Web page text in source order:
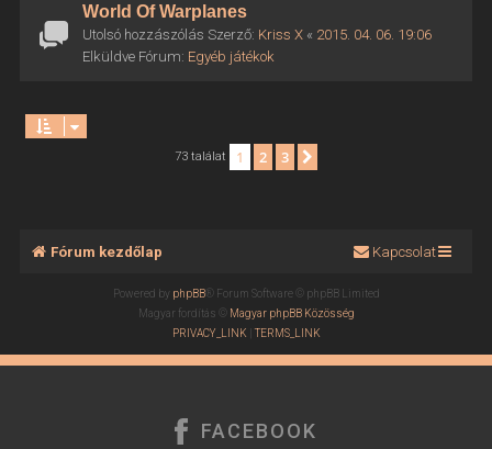
World Of Warplanes
Utolsó hozzászólás Szerző: Kriss X« 2015. 04. 06. 19:06
Elküldve Fórum: Egyéb játékok
73 találat 1 2 3
Fórum kezdőlap Kapcsolat
Powered by phpBB® Forum Software © phpBB Limited
Magyar fordítás ©
Magyar phpBB Közösség
PRIVACY_LINK| TERMS_LINK
FACEBOOK